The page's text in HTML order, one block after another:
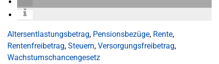
Altersentlastungsbetrag, Pensionsbezüge, Rente,
Rentenfreibetrag, Steuern, Versorgungsfreibetrag,
Wachstumschancengesetz